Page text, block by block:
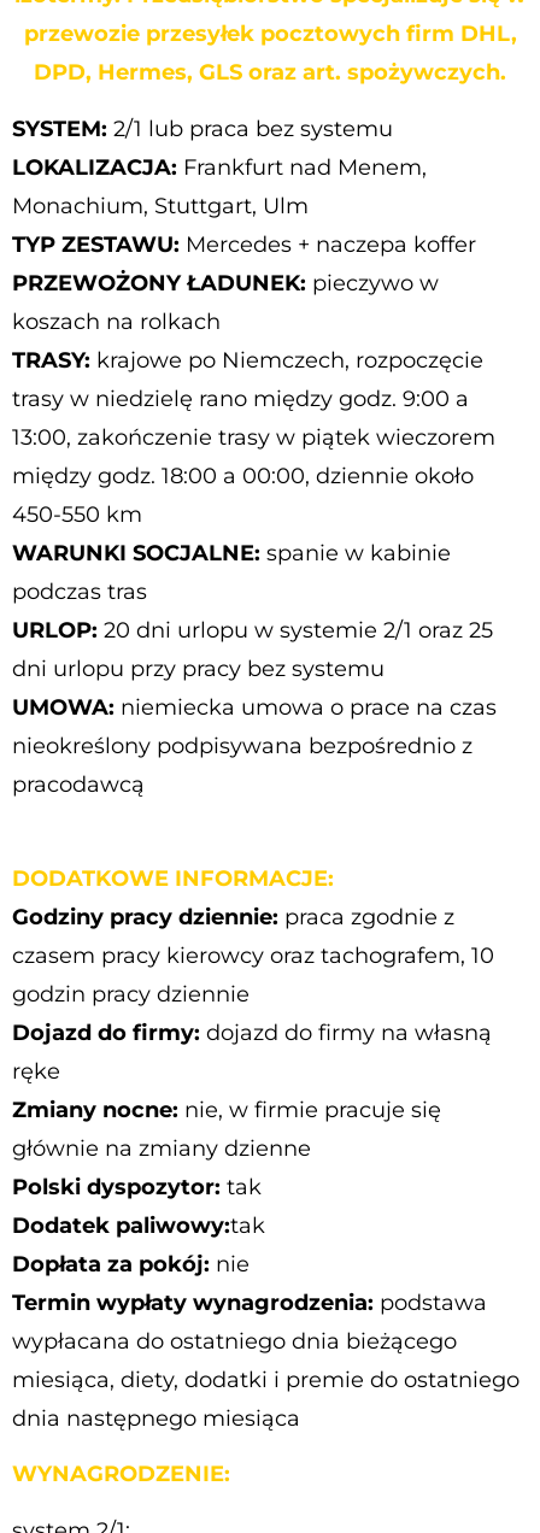
przewozie przesyłek pocztowych firm DHL,
DPD, Hermes, GLS oraz art. spożywczych.
SYSTEM: 2/1 lub praca bez systemu
LOKALIZACJA: Frankfurt nad Menem,
Monachium, Stuttgart, Ulm
TYP ZESTAWU: Mercedes + naczepa koffer
PRZEWOŻONY ŁADUNEK: pieczywo w
koszach na rolkach
TRASY: krajowe po Niemczech, rozpoczęcie
trasy w niedzielę rano między godz. 9:00 a
13:00, zakończenie trasy w piątek wieczorem
między godz. 18:00 a 00:00, dziennie około
450-550 km
WARUNKI SOCJALNE: spanie w kabinie
podczas tras
URLOP: 20 dni urlopu w systemie 2/1 oraz 25
dni urlopu przy pracy bez systemu
UMOWA: niemiecka umowa o prace na czas
nieokreślony podpisywana bezpośrednio z
pracodawcą
DODATKOWE INFORMACJE:
Godziny pracy dziennie: praca zgodnie z
czasem pracy kierowcy oraz tachografem, 10
godzin pracy dziennie
Dojazd do firmy: dojazd do firmy na własną
ręke
Zmiany nocne: nie, w firmie pracuje się
głównie na zmiany dzienne
Polski dyspozytor: tak
Dodatek paliwowy:tak
Dopłata za pokój: nie
Termin wypłaty wynagrodzenia: podstawa
wypłacana do ostatniego dnia bieżącego
miesiąca, diety, dodatki i premie do ostatniego
dnia następnego miesiąca
WYNAGRODZENIE: